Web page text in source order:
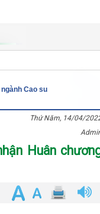
Cao su
Thứ Năm, 14/04/
Huân